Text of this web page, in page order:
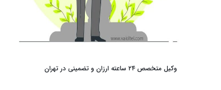
وکیل متخصص ۲۴ ساعته ارزان و تضمینی در تهران